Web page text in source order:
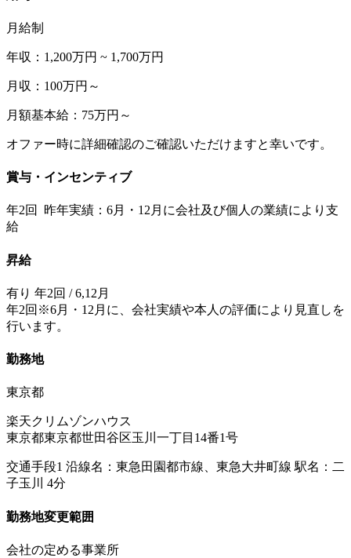
月給制
年収：1,200万円 ~ 1,700万円
月収：100万円～
月額基本給：75万円～
オファー時に詳細確認のご確認いただけますと幸いです。
賞与・インセンティブ
年2回 昨年実績：6月・12月に会社及び個人の業績により支
給
昇給
有り 年2回 / 6,12月
年2回※6月・12月に、会社実績や本人の評価により見直しを
行います。
勤務地
東京都
楽天クリムゾンハウス
東京都東京都世田谷区玉川一丁目14番1号
交通手段1 沿線名：東急田園都市線、東急大井町線 駅名：二
子玉川 4分
勤務地変更範囲
会社の定める事業所